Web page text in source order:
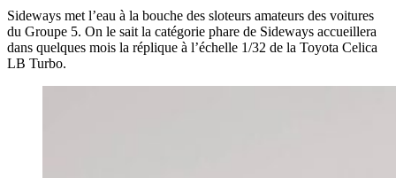
Sideways met l’eau à la bouche des sloteurs amateurs des voitures
du Groupe 5. On le sait la catégorie phare de Sideways accueillera
dans quelques mois la réplique à l’échelle 1/32 de la Toyota Celica
LB Turbo.